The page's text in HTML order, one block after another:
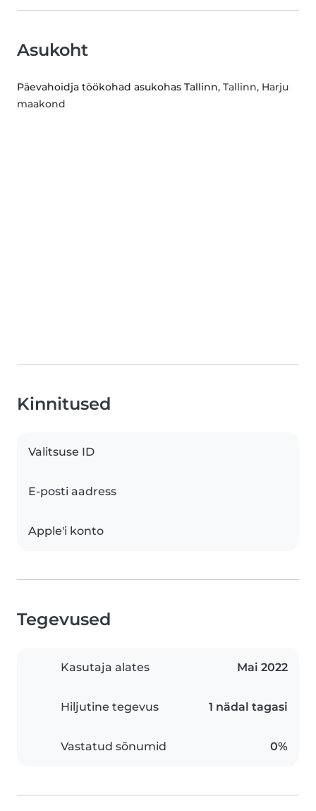
Asukoht
Päevahoidja töökohad asukohas Tallinn, Tallinn, Harju
maakond
Kinnitused
Valitsuse ID
E-posti aadress
Apple'i konto
Tegevused
Kasutaja alates Mai 2022
Hiljutine tegevus 1 nädal tagasi
Vastatud sõnumid 0%